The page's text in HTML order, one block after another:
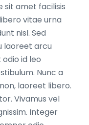
sit amet facilisis
vitae urna
nisl. Sed
laoreet arcu
id leo
Nunc a
laoreet libero.
Vivamus vel
Integer